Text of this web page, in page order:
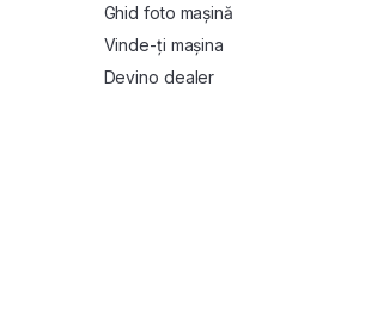
Ghid foto mașină
Vinde-ți mașina
Devino dealer